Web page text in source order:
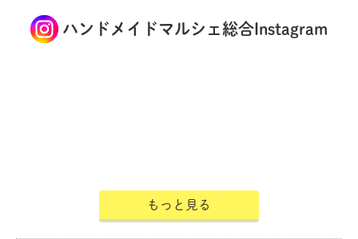
ハンドメイドマルシェ総合Instagram
もっと見る